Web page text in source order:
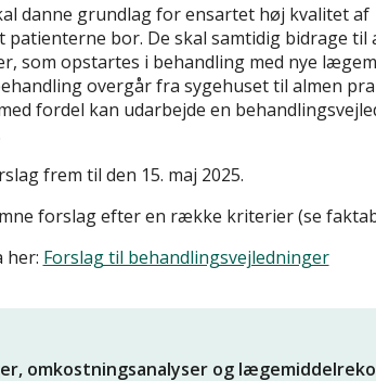
danne grundlag for ensartet høj kvalitet af
bor. De skal samtidig bidrage til
som opstartes i behandling med nye
overgår fra sygehuset til almen
fordel kan udarbejde en
frem til den 15. maj 2025.
forslag efter en række kriterier (se
her: Forslag til behandlingsvejledninger
omkostningsanalyser og